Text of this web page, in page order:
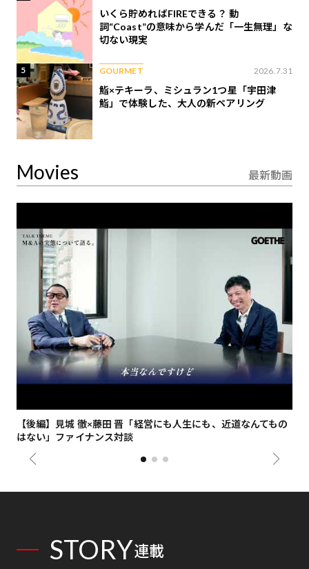
いくら貯めればFIREできる？ 動
詞“Coast”の意味から学んだ「一生無理」な
切ない現実
5 GOURMET 2026.7.31
鮨×テキーラ、ミシュラン1つ星「宇田津
鮨」で体験した、大人の新ペアリング
Movies 最新動画
【後編】見城 徹×藤田 晋「経営にも人生にも、近道なんてもの
はない」ファイナンス対談
STORY連載